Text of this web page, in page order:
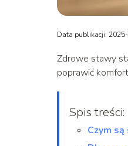
Data publikacji:
Zdrowe stawy
poprawić
Spis treści:
Czym